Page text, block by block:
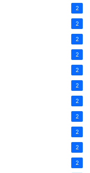
2
2
2
2
2
2
2
2
2
2
2